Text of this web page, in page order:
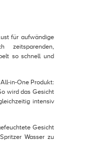
für aufwändige
zeitsparenden,
so schnell und
in-One Produkt:
wird das Gesicht
intensiv
Gesicht
Wasser zu